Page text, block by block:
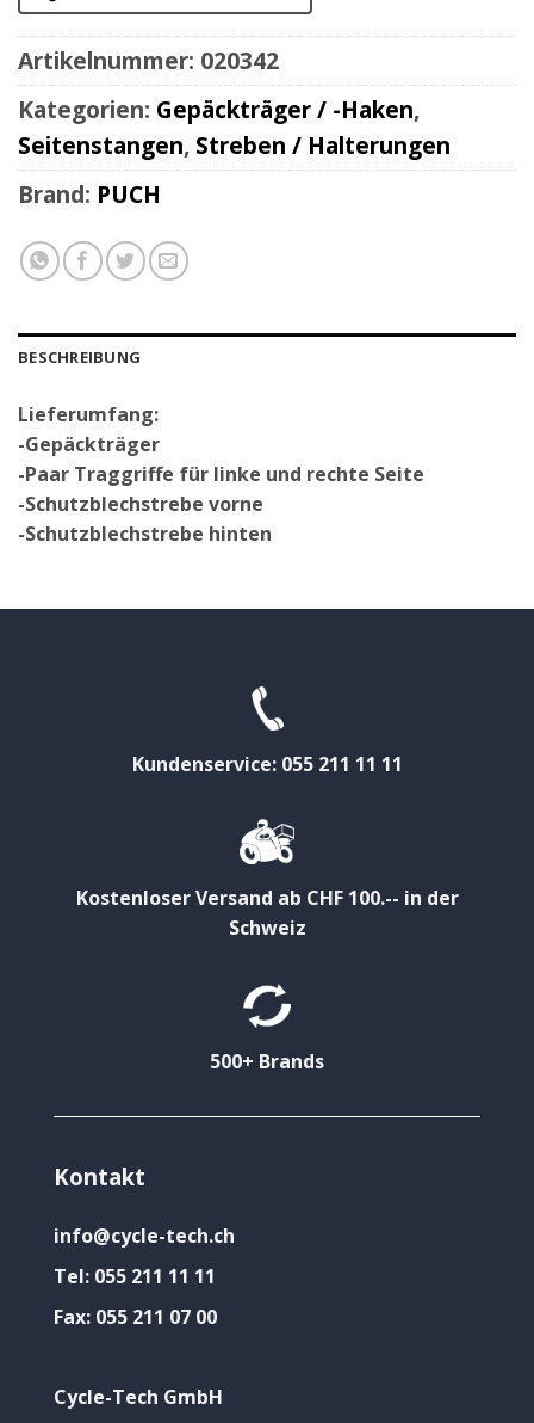
Artikelnummer: 020342
Kategorien: Gepäckträger / -Haken,
Seitenstangen, Streben / Halterungen
Brand: PUCH
BESCHREIBUNG
Lieferumfang:
-Gepäckträger
-Paar Traggriffe für linke und rechte Seite
-Schutzblechstrebe vorne
-Schutzblechstrebe hinten
Kundenservice: 055 211 11 11
Kostenloser Versand ab CHF 100.-- in der
Schweiz
500+ Brands
Kontakt
info@cycle-tech.ch
Tel: 055 211 11 11
Fax: 055 211 07 00
Cycle-Tech GmbH